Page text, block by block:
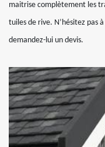
maitrise complètement les
tuiles de rive. N’hésitez pas
demandez-lui un devis.